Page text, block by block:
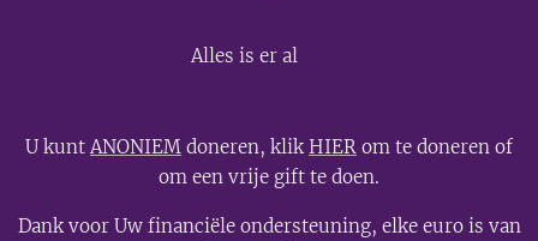
Alles is er al
U kuntANONIEM doneren, klikHIER om te doneren of
om een vrije gift te doen.
Dank voor Uw financiële ondersteuning, elke euro is van